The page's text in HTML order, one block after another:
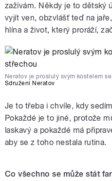
zažívám. Někdy je to dětský
vyjít ven, obzvlášť teď na
hlína a život, který proráží,
Neratov je proslulý svým kostelem
Sdružení Neratov
Je to třeba i chvíle, kdy
Pokaždé je to jiné, protože
laskavý a pokaždé má
aby se z toho nestala rutina.
Co všechno se může stát